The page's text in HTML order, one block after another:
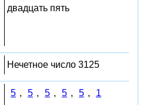
двадцать пять
Нечетное число 3125
5 , 5 , 5 , 5 , 5 , 1